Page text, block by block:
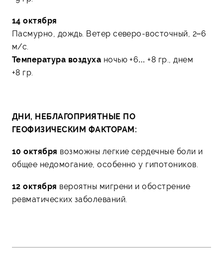
14 октября
Пасмурно, дождь. Ветер северо-восточный, 2–6
м/с.
Температура воздуха ночью +6… +8 гр., днем
+8 гр.
ДНИ, НЕБЛАГОПРИЯТНЫЕ ПО
ГЕОФИЗИЧЕСКИМ ФАКТОРАМ:
10 октября возможны легкие сердечные боли и
общее недомогание, особенно у гипотоников.
12 октября вероятны мигрени и обострение
ревматических заболеваний.